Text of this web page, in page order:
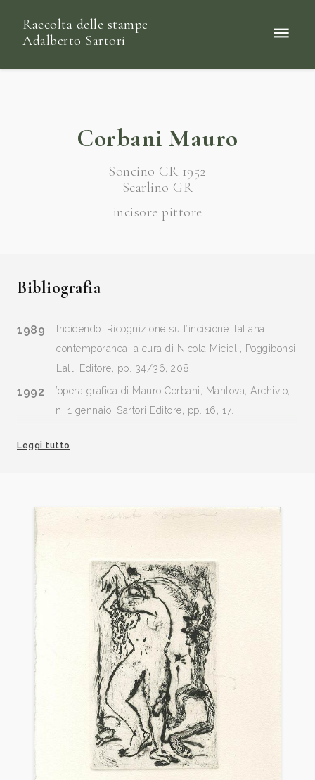
Raccolta delle stampe
Adalberto Sartori
Corbani Mauro
Soncino CR 1952
Scarlino GR
incisore pittore
Bibliografia
1989
Incidendo. Ricognizione sull’incisione italiana
contemporanea, a cura di Nicola Micieli, Poggibonsi,
Lalli Editore, pp. 34/36, 208.
1992
’opera grafica di Mauro Corbani, Mantova, Archivio,
n. 1 gennaio, Sartori Editore, pp. 16, 17.
catalogo mostra, Palazzo Sertoli, Sondrio.
Bonn, Marlies Rosenzweig Galerie. esemplare con
Mauro Corbani. Gli incanti e le seduzioni della
memoria. Opere 1991-1994, testo di Valeria
Tassinari. catalogo mostra, San Rocco galleria,
Colorno. esemplare con incisione.
1994
Mauro Corbani Incisioni e disegni 1978 - 1988, testo
di Nicola Micieli. Donazione. Il Gabinetto dei Disegni
e delle Stampe, Santa Croce sull’Arno. esemplare
con incisione.
Mauro Corbani, Tracce, opere 1968-1998, a cura di
Eliana Princi, catalogo mostra, Calvisano.
Leggi tutto